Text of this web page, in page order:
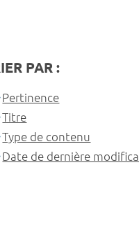
PAR :
Pertinence
Titre
Type de contenu
Date de dernière